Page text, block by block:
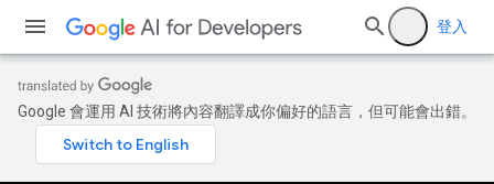
登入
Google 會運用 AI 技術將內容翻譯成你偏好的語言，但可能會出錯。